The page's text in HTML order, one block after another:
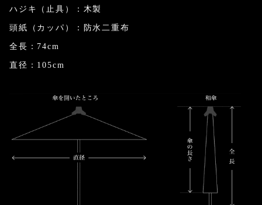
ハジキ（止具）：木製
頭紙（カッパ）：防水二重布
全長：74cm
直径：105cm